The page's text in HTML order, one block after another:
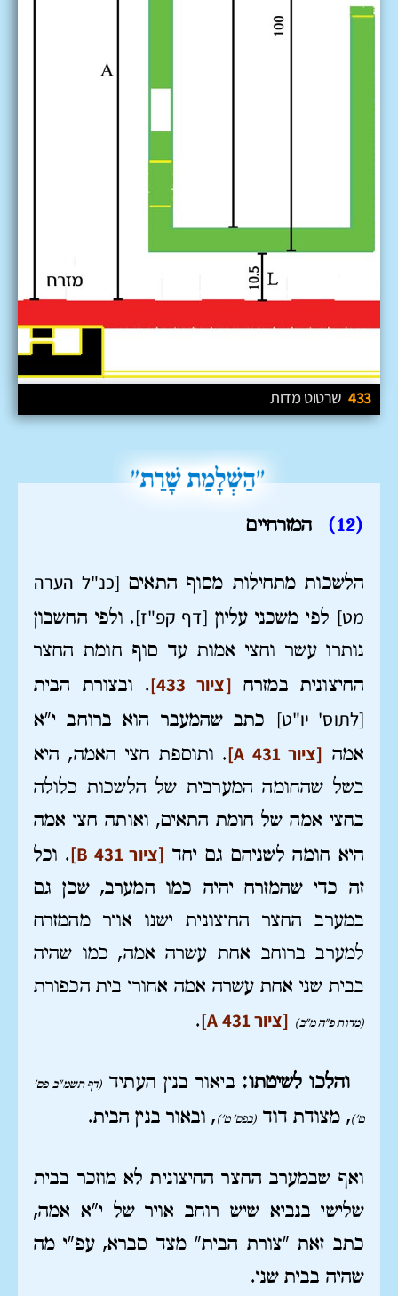
433 שרטוט מדות
(12
) המזרחיים
הלשכות מתחילות מסוף התאים [כנ"ל הערה
מט] לפי משכני עליון [דף קפ"ז]. ולפי החשבון
נותרו עשר וחצי אמות עד סוף חומת החצר
החיצונית במזרח [ציור 433] . ובצורת הבית
[לתוס' יו"ט] כתב שהמעבר הוא ברוחב י"א
אמה [ציור A 431]
. ותוספת חצי האמה, היא
בשל שהחומה המערבית של הלשכות כלולה
בחצי אמה של חומת התאים, ואותה חצי אמה
היא חומה לשניהם גם יחד [ציור B 431]
. וכל
זה כדי שהמזרח יהיה כמו המערב, שכן גם
במערב החצר החיצונית ישנו אויר מהמזרח
למערב ברוחב אחת עשרה אמה, כמו שהיה
בבית שני אחת עשרה אמה אחורי בית הכפורת
(מדות פ"ה מ"ב) [ציור A 431] .
והלכו לשיטתו: ביאור בנין העתיד (דף תשמ"ב פס'
ט'), מצודת דוד (בפס' ט'), ובאור בנין הבית.
ואף שבמערב החצר החיצונית לא מוזכר בבית
שלישי בנביא שיש רוחב אויר של י"א אמה,
כתב זאת "צורת הבית" מצד סברא, עפ"י מה
שהיה בבית שני.